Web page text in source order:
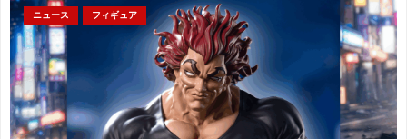
ニュース フィギュア